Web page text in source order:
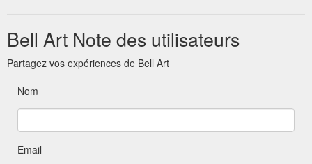
Bell Art Note des utilisateurs
Partagez vos expériences de Bell Art
Nom
Email